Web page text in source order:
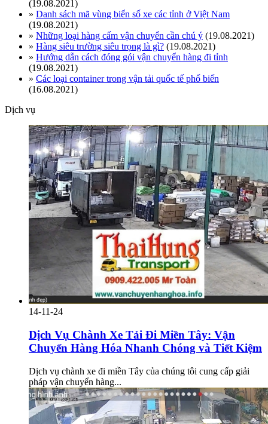
(19.08.2021)
» Danh sách mã vùng biển số xe các tỉnh ở Việt Nam
(19.08.2021)
» Những loại hàng cấm vận chuyển cần chú ý (19.08.2021)
» Hàng siêu trường siêu trọng là gì? (19.08.2021)
» Hướng dẫn cách đóng gói vận chuyển hàng đi tỉnh
(19.08.2021)
» Các loại container trong vận tải quốc tế phổ biến
(16.08.2021)
Dịch vụ
14-11-24
Dịch Vụ Chành Xe Tải Đi Miền Tây: Vận
Chuyển Hàng Hóa Nhanh Chóng và Tiết Kiệm
Dịch vụ chành xe đi miền Tây của chúng tôi cung cấp giải
pháp vận chuyển hàng...